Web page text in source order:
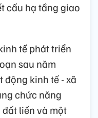
cấu hạ tầng giao
tế phát triển
sau năm
động kinh tế - xã
chức năng
liền và một